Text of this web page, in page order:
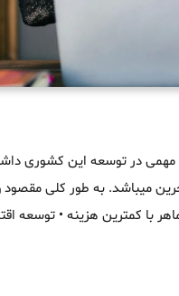
در توسعه این کشوری
میباشد. به طور کلی مقصود
با کمترین هزینه • توسعه